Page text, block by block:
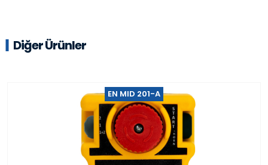
Diğer Ürünler
EN MID 201-A